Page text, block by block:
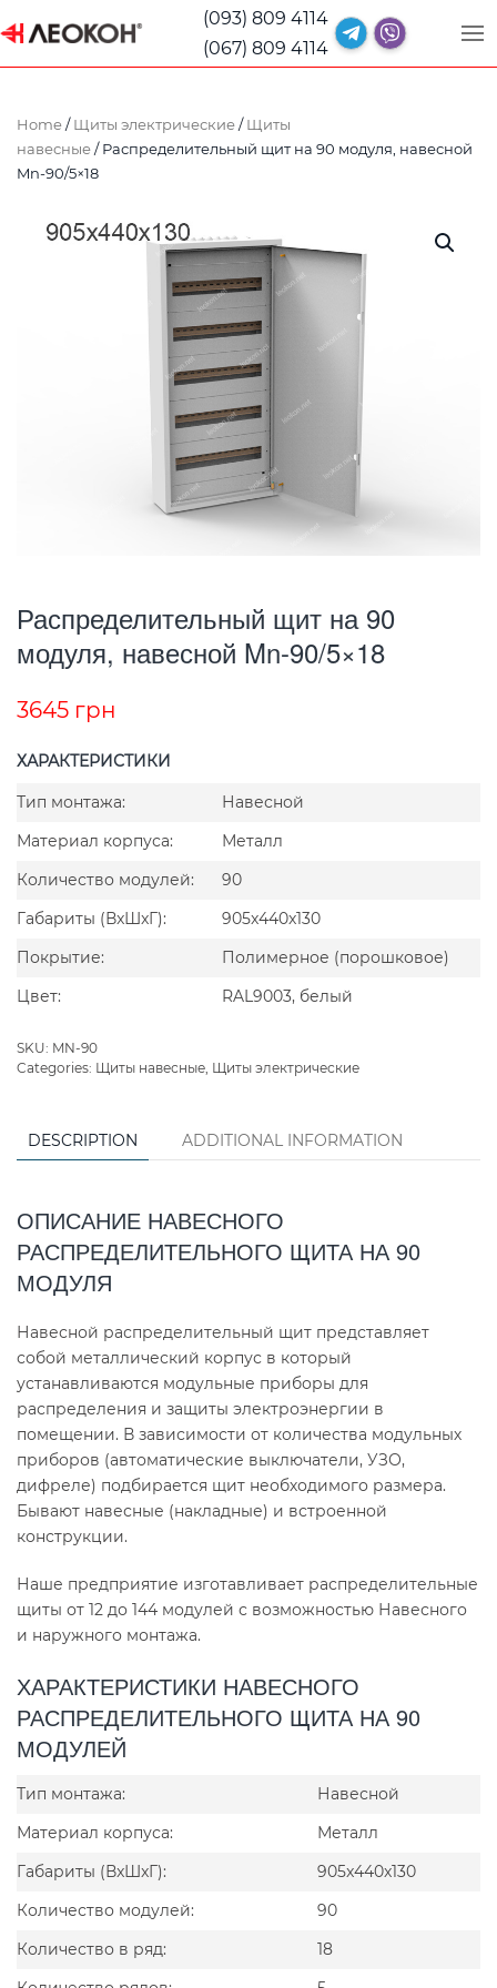
(093) 809 4114
(067) 809 4114
Home/Щиты электрические/Щиты
навесные/ Распределительный щит на 90 модуля, навесной
Mn-90/5×18
Распределительный щит на 90
модуля, навесной Mn-90/5×18
3645 грн
ХАРАКТЕРИСТИКИ
Тип монтажа:
Навесной
Материал корпуса:
Металл
Количество модулей:
90
Габариты (ВxШxГ):
905x440x130
Покрытие:
Полимерное (порошковое)
Цвет:
RAL9003, белый
SKU: MN-90
Categories: Щиты навесные Щиты электрические
DESCRIPTION ADDITIONAL INFORMATION
ОПИСАНИЕ НАВЕСНОГО
РАСПРЕДЕЛИТЕЛЬНОГО ЩИТА НА 90
МОДУЛЯ
Навесной распределительный щит представляет
собой металлический корпус в который
устанавливаются модульные приборы для
распределения и защиты электроэнергии в
помещении. В зависимости от количества модульных
приборов (автоматические выключатели, УЗО,
дифреле) подбирается щит необходимого размера.
Бывают навесные (накладные) и встроенной
конструкции.
Наше предприятие изготавливает распределительные
щиты от 12 до 144 модулей с возможностью Навесного
и наружного монтажа.
ХАРАКТЕРИСТИКИ НАВЕСНОГО
РАСПРЕДЕЛИТЕЛЬНОГО ЩИТА НА 90
МОДУЛЕЙ
Тип монтажа:
Навесной
Материал корпуса:
Металл
Габариты (ВxШxГ):
905x440x130
Количество модулей:
90
Количество в ряд:
18